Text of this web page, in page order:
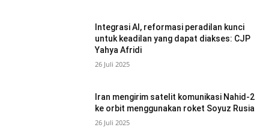
Integrasi AI, reformasi peradilan kunci
untuk keadilan yang dapat diakses: CJP
Yahya Afridi
26 Juli 2025
Iran mengirim satelit komunikasi Nahid-2
ke orbit menggunakan roket Soyuz Rusia
26 Juli 2025